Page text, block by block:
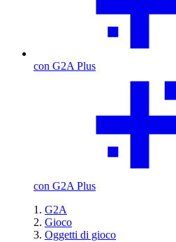
con G2A Plus
con G2A Plus
G2A
Gioco
Oggetti di gioco